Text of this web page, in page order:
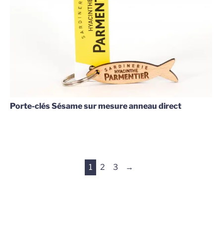
Porte-clés Sésame sur mesure anneau direct
1 2 3 →